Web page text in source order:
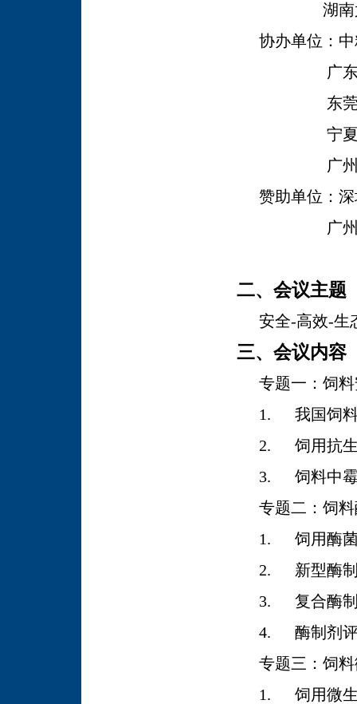
湖
协办单位：
广
东
宁
广
赞助单位：
广
二、会议主题
安全-高效-生
三、会议内容
专题一：饲
1.
我国饲
2.
饲用抗
3.
饲料中
专题二：饲
1.
饲用酶
2.
新型酶
3.
复合酶
4.
酶制剂
专题三：饲
1.
饲用微